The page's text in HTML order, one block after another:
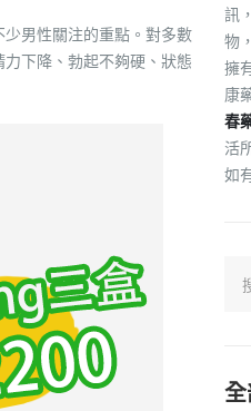
男性關注的重點。對多數
下降、勃起不夠硬、狀態
訊
物
擁
康
春
活
如